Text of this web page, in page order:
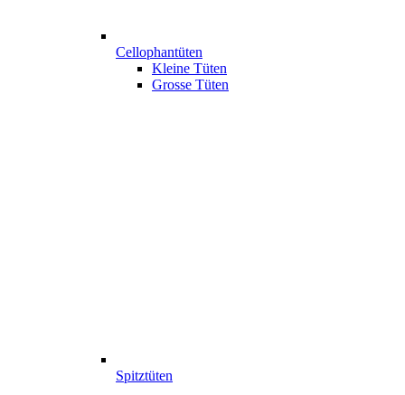
Cellophantüten
Kleine Tüten
Grosse Tüten
Spitztüten